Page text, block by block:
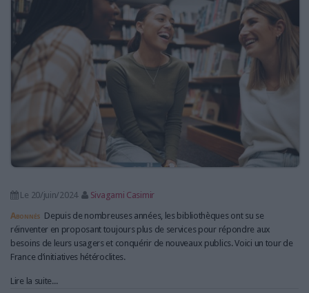
Le 20/juin/2024
Sivagami Casimir
Abonnés Depuis de nombreuses années, les bibliothèques ont su se
réinventer en proposant toujours plus de services pour répondre aux
besoins de leurs usagers et conquérir de nouveaux publics. Voici un tour de
France d’initiatives hétéroclites.
Lire la suite...